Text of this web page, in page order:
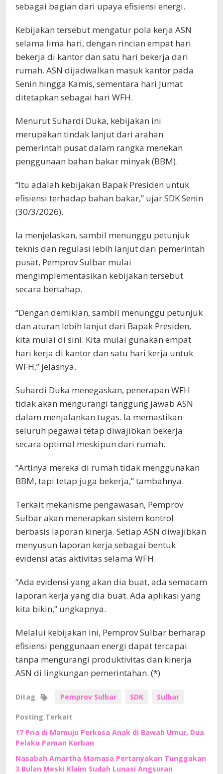
sebagai bagian dari upaya efisiensi energi.
Kebijakan tersebut mengatur pola kerja ASN
selama lima hari, dengan rincian empat hari
bekerja di kantor dan satu hari bekerja dari
rumah. ASN dijadwalkan masuk kantor pada
Senin hingga Kamis, sementara hari Jumat
ditetapkan sebagai hari WFH.
Menurut Suhardi Duka, kebijakan ini
merupakan tindak lanjut dari arahan
pemerintah pusat dalam rangka menekan
penggunaan bahan bakar minyak (BBM).
“Itu adalah kebijakan Bapak Presiden untuk
efisiensi terhadap bahan bakar,” ujar SDK Senin
(30/3/2026).
Ia menjelaskan, sambil menunggu petunjuk
teknis dan regulasi lebih lanjut dari pemerintah
pusat, Pemprov Sulbar mulai
mengimplementasikan kebijakan tersebut
secara bertahap.
“Dengan demikian, sambil menunggu petunjuk
dan aturan lebih lanjut dari Bapak Presiden,
kita mulai di sini. Kita mulai gunakan empat
hari kerja di kantor dan satu hari kerja untuk
WFH,” jelasnya.
Suhardi Duka menegaskan, penerapan WFH
tidak akan mengurangi tanggung jawab ASN
dalam menjalankan tugas. Ia memastikan
seluruh pegawai tetap diwajibkan bekerja
secara optimal meskipun dari rumah.
“Artinya mereka di rumah tidak menggunakan
BBM, tapi tetap juga bekerja,” tambahnya.
Terkait mekanisme pengawasan, Pemprov
Sulbar akan menerapkan sistem kontrol
berbasis laporan kinerja. Setiap ASN diwajibkan
menyusun laporan kerja sebagai bentuk
evidensi atas aktivitas selama WFH.
“Ada evidensi yang akan dia buat, ada semacam
laporan kerja yang dia buat. Ada aplikasi yang
kita bikin,” ungkapnya.
Melalui kebijakan ini, Pemprov Sulbar berharap
efisiensi penggunaan energi dapat tercapai
tanpa mengurangi produktivitas dan kinerja
ASN di lingkungan pemerintahan. (*)
Ditag Pemprov Sulbar SDK Sulbar
Posting Terkait
17 Pria di Mamuju Perkosa Anak di Bawah Umur, Dua
Pelaku Paman Korban
Nasabah Amartha Mamasa Pertanyakan Tunggakan
3 Bulan Meski Klaim Sudah Lunasi Angsuran